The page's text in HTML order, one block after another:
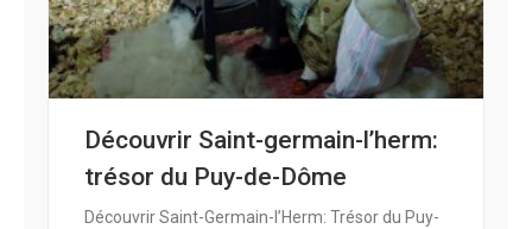
Découvrir Saint-germain-l’herm:
trésor du Puy-de-Dôme
Découvrir Saint-Germain-l’Herm: Trésor du Puy-